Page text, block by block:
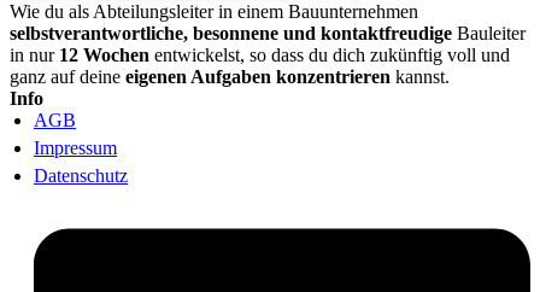
Wie du als Abteilungsleiter in einem Bauunternehmen
selbstverantwortliche, besonnene und kontaktfreudige Bauleiter
in nur 12 Wochen entwickelst, so dass du dich zukünftig voll und
ganz auf deine eigenen Aufgaben konzentrieren kannst.
Info
AGB
Impressum
Datenschutz